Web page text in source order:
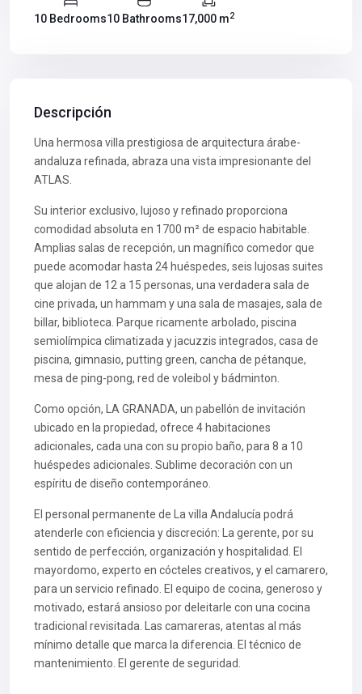
10 Bedrooms10 Bathrooms17,000 m2
Descripción
Una hermosa villa prestigiosa de arquitectura árabe-
andaluza refinada, abraza una vista impresionante del
ATLAS.
Su interior exclusivo, lujoso y refinado proporciona
comodidad absoluta en 1700 m² de espacio habitable.
Amplias salas de recepción, un magnífico comedor que
puede acomodar hasta 24 huéspedes, seis lujosas suites
que alojan de 12 a 15 personas, una verdadera sala de
cine privada, un hammam y una sala de masajes, sala de
billar, biblioteca. Parque ricamente arbolado, piscina
semiolímpica climatizada y jacuzzis integrados, casa de
piscina, gimnasio, putting green, cancha de pétanque,
mesa de ping-pong, red de voleibol y bádminton.
Como opción, LA GRANADA, un pabellón de invitación
ubicado en la propiedad, ofrece 4 habitaciones
adicionales, cada una con su propio baño, para 8 a 10
huéspedes adicionales. Sublime decoración con un
espíritu de diseño contemporáneo.
El personal permanente de La villa Andalucía podrá
atenderle con eficiencia y discreción: La gerente, por su
sentido de perfección, organización y hospitalidad. El
mayordomo, experto en cócteles creativos, y el camarero,
para un servicio refinado. El equipo de cocina, generoso y
motivado, estará ansioso por deleitarle con una cocina
tradicional revisitada. Las camareras, atentas al más
mínimo detalle que marca la diferencia. El técnico de
mantenimiento. El gerente de seguridad.